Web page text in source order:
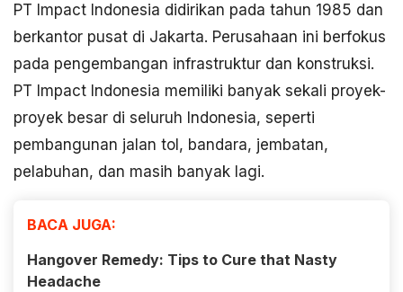
PT Impact Indonesia didirikan pada tahun 1985 dan
berkantor pusat di Jakarta. Perusahaan ini berfokus
pada pengembangan infrastruktur dan konstruksi.
PT Impact Indonesia memiliki banyak sekali proyek-
proyek besar di seluruh Indonesia, seperti
pembangunan jalan tol, bandara, jembatan,
pelabuhan, dan masih banyak lagi.
BACA JUGA:
Hangover Remedy: Tips to Cure that Nasty
Headache